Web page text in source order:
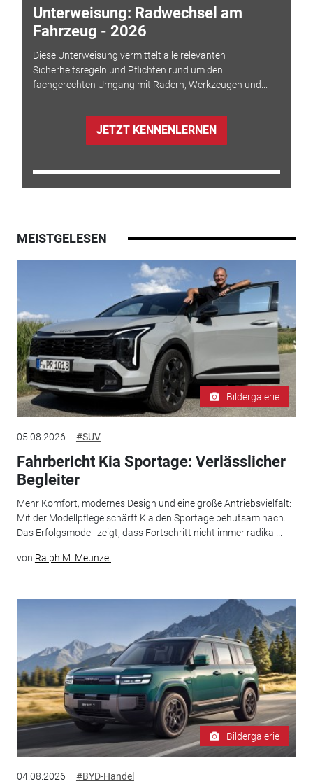
Unterweisung: Radwechsel am
Fahrzeug - 2026
Diese Unterweisung vermittelt alle relevanten
Sicherheitsregeln und Pflichten rund um den
fachgerechten Umgang mit Rädern, Werkzeugen und...
JETZT KENNENLERNEN
MEISTGELESEN
Bildergalerie
05.08.2026 #SUV
Fahrbericht Kia Sportage: Verlässlicher
Begleiter
Mehr Komfort, modernes Design und eine große Antriebsvielfalt:
Mit der Modellpflege schärft Kia den Sportage behutsam nach.
Das Erfolgsmodell zeigt, dass Fortschritt nicht immer radikal...
von Ralph M. Meunzel
Bildergalerie
04.08.2026 #BYD-Handel